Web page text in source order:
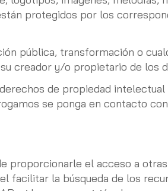
protegidos por los
pública, transformación o
creador y/o propietario de los
de propiedad
se ponga en contacto
proporcionarle el acceso a
facilitar la búsqueda de los